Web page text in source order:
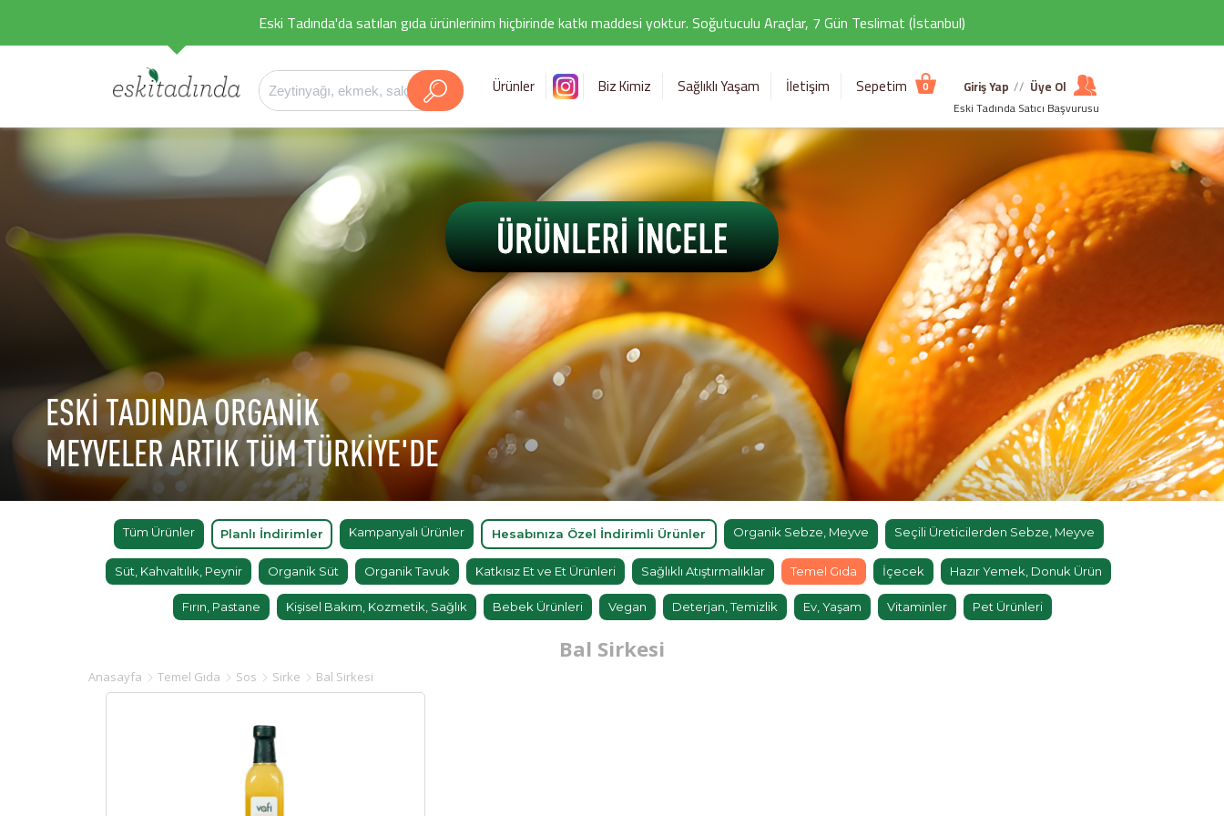
Eski Tadında'da satılan gıda ürünlerinim hiçbirinde katkı maddesi yoktur. Soğutuculu Araçlar, 7 Gün Teslimat (İstanbul)
Ürünler Biz Kimiz Sağlıklı Yaşam İletişim Sepetim 0 Giriş Yap // Üye Ol
Eski Tadında Satıcı Başvurusu
ESKİ TADINDA ORGANİK
MEYVELER ARTIK TÜM TÜRKİYE'DE
Tüm Ürünler Planlı İndirimler Kampanyalı Ürünler Hesabınıza Özel İndirimli Ürünler Organik Sebze, Meyve Seçili Üreticilerden Sebze, Meyve
Süt, Kahvaltılık, Peynir Organik Süt Organik Tavuk Katkısız Et ve Et Ürünleri Sağlıklı Atıştırmalıklar Temel Gıda İçecek Hazır Yemek, Donuk Ürün
Fırın, Pastane Kişisel Bakım, Kozmetik, Sağlık Bebek Ürünleri Vegan Deterjan, Temizlik Ev, Yaşam Vitaminler Pet Ürünleri
Bal Sirkesi
Anasayfa Temel Gıda Sos Sirke Bal Sirkesi